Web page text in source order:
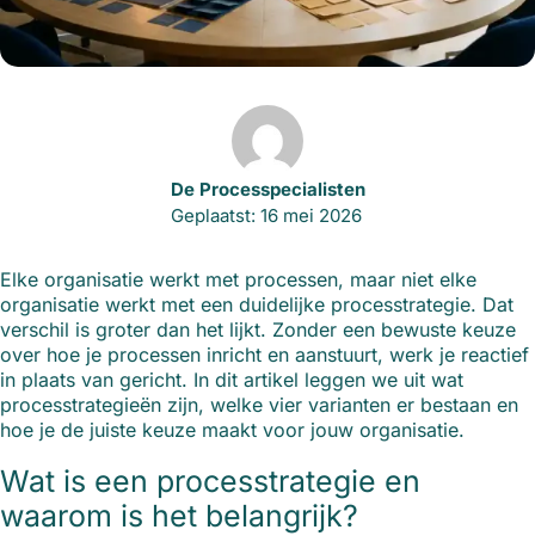
De Processpecialisten
Geplaatst: 16 mei 2026
Elke organisatie werkt met processen, maar niet elke
organisatie werkt met een duidelijke processtrategie. Dat
verschil is groter dan het lijkt. Zonder een bewuste keuze
over hoe je processen inricht en aanstuurt, werk je reactief
in plaats van gericht. In dit artikel leggen we uit wat
processtrategieën zijn, welke vier varianten er bestaan en
hoe je de juiste keuze maakt voor jouw organisatie.
Wat is een processtrategie en
waarom is het belangrijk?